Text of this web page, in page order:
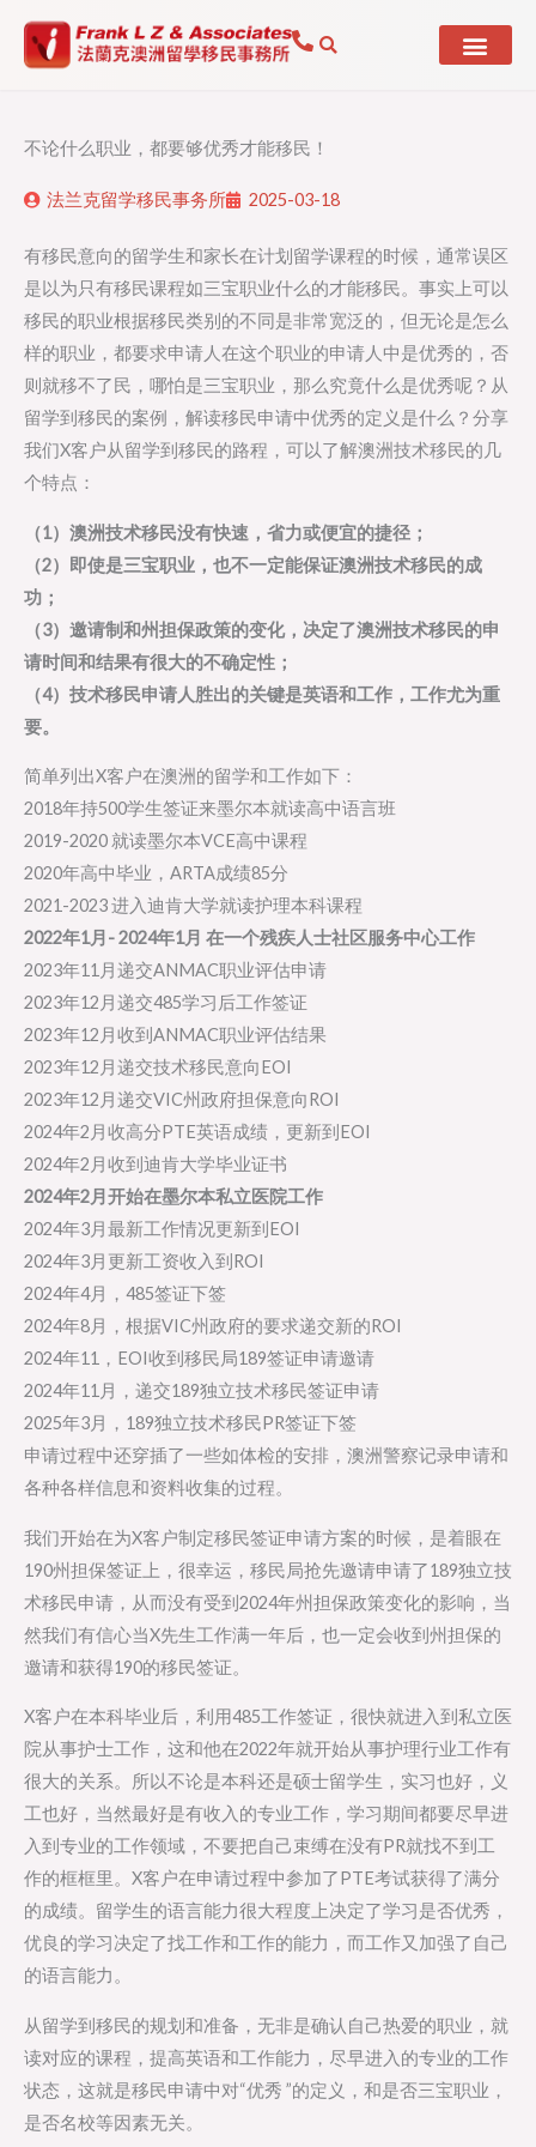
不论什么职业，都要够优秀才能移民！
法兰克留学移民事务所 2025-03-18
有移民意向的留学生和家长在计划留学课程的时候，通常误区
是以为只有移民课程如三宝职业什么的才能移民。事实上可以
移民的职业根据移民类别的不同是非常宽泛的，但无论是怎么
样的职业，都要求申请人在这个职业的申请人中是优秀的，否
则就移不了民，哪怕是三宝职业，那么究竟什么是优秀呢？从
留学到移民的案例，解读移民申请中优秀的定义是什么？分享
我们X客户从留学到移民的路程，可以了解澳洲技术移民的几
个特点：
（1）澳洲技术移民没有快速，省力或便宜的捷径；
（2）即使是三宝职业，也不一定能保证澳洲技术移民的成
功；
（3）邀请制和州担保政策的变化，决定了澳洲技术移民的申
请时间和结果有很大的不确定性；
（4）技术移民申请人胜出的关键是英语和工作，工作尤为重
要。
简单列出X客户在澳洲的留学和工作如下：
2018年持500学生签证来墨尔本就读高中语言班
2019-2020 就读墨尔本VCE高中课程
2020年高中毕业，ARTA成绩85分
2021-2023 进入迪肯大学就读护理本科课程
2022年1月- 2024年1月 在一个残疾人士社区服务中心工作
2023年11月递交ANMAC职业评估申请
2023年12月递交485学习后工作签证
2023年12月收到ANMAC职业评估结果
2023年12月递交技术移民意向EOI
2023年12月递交VIC州政府担保意向ROI
2024年2月收高分PTE英语成绩，更新到EOI
2024年2月收到迪肯大学毕业证书
2024年2月开始在墨尔本私立医院工作
2024年3月最新工作情况更新到EOI
2024年3月更新工资收入到ROI
2024年4月，485签证下签
2024年8月，根据VIC州政府的要求递交新的ROI
2024年11，EOI收到移民局189签证申请邀请
2024年11月，递交189独立技术移民签证申请
2025年3月，189独立技术移民PR签证下签
申请过程中还穿插了一些如体检的安排，澳洲警察记录申请和
各种各样信息和资料收集的过程。
我们开始在为X客户制定移民签证申请方案的时候，是着眼在
190州担保签证上，很幸运，移民局抢先邀请申请了189独立技
术移民申请，从而没有受到2024年州担保政策变化的影响，当
然我们有信心当X先生工作满一年后，也一定会收到州担保的
邀请和获得190的移民签证。
X客户在本科毕业后，利用485工作签证，很快就进入到私立医
院从事护士工作，这和他在2022年就开始从事护理行业工作有
很大的关系。所以不论是本科还是硕士留学生，实习也好，义
工也好，当然最好是有收入的专业工作，学习期间都要尽早进
入到专业的工作领域，不要把自己束缚在没有PR就找不到工
作的框框里。X客户在申请过程中参加了PTE考试获得了满分
的成绩。留学生的语言能力很大程度上决定了学习是否优秀，
优良的学习决定了找工作和工作的能力，而工作又加强了自己
的语言能力。
从留学到移民的规划和准备，无非是确认自己热爱的职业，就
读对应的课程，提高英语和工作能力，尽早进入的专业的工作
状态，这就是移民申请中对“优秀 ”的定义，和是否三宝职业，
是否名校等因素无关。